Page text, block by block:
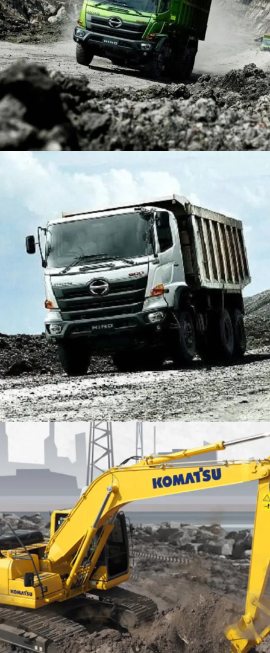
HINO FM 285 JD – Euro2
Find Out More
DUMP TRUCK TOOLS
HINO FM 350 PL (Mining)
Find Out More
EXCAVATOR TOOLS
KOMATSU PC200-10M0 CE
Find Out More